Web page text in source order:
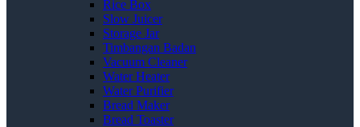
Rice Box
Slow Juicer
Storage Jar
Timbangan Badan
Vacuum Cleaner
Water Heater
Water Purifier
Bread Maker
Bread Toaster